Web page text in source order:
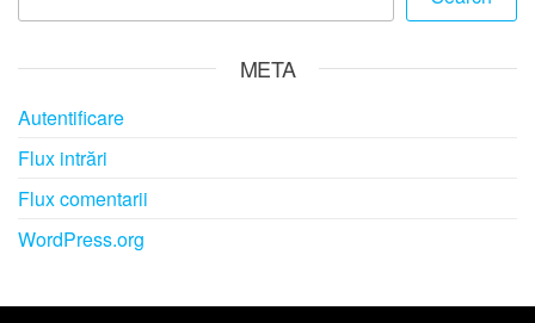
META
Autentificare
Flux intrări
Flux comentarii
WordPress.org